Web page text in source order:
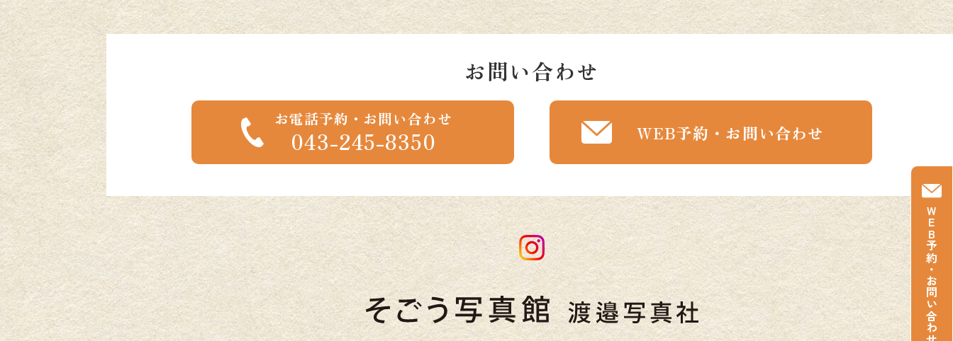
WEB予約
・
お問い合わせ
お問い合わせ
お電話予約・お問い合わせ
043-245-8350 WEB予約・お問い合わせ